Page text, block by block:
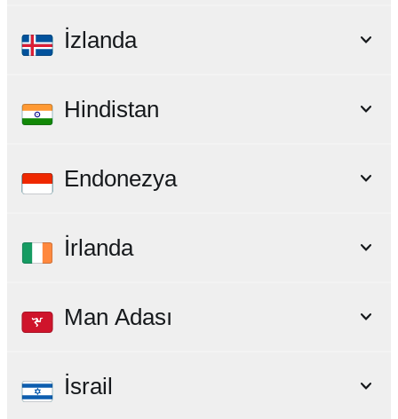
İzlanda
Hindistan
Endonezya
İrlanda
Man Adası
İsrail